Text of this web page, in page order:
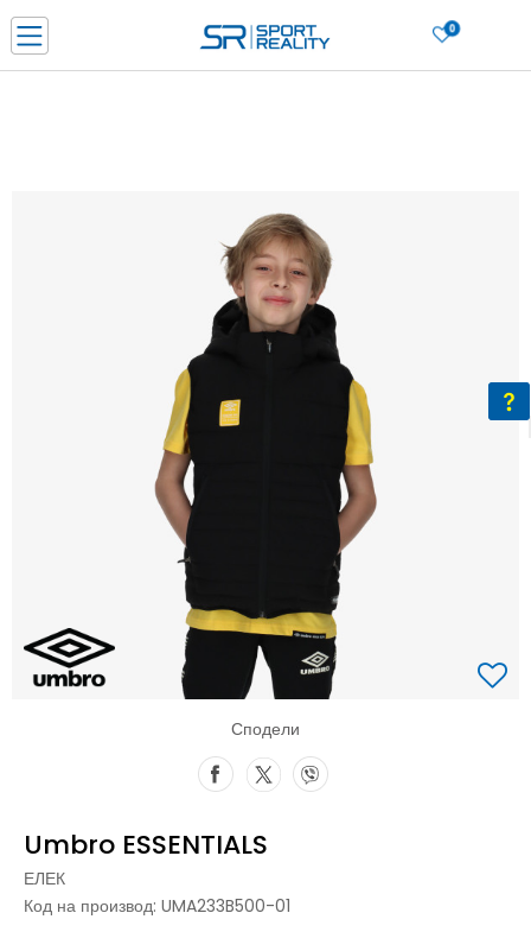
0
ДОЗНАЈ ПОВЕЌЕ
Ценовник
ДОЗНАЈ ПОВЕЌЕ
Сподели
Umbro ESSENTIALS
ЕЛЕК
Код на производ: UMA233B500-01